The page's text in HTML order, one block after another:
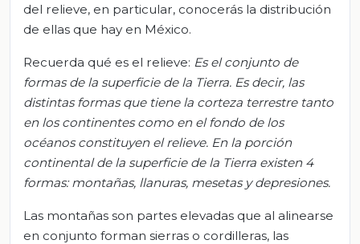
del relieve, en particular, conocerás la distribución
de ellas que hay en México.
Recuerda qué es el relieve: Es el conjunto de
formas de la superficie de la Tierra. Es decir, las
distintas formas que tiene la corteza terrestre tanto
en los continentes como en el fondo de los
océanos constituyen el relieve. En la porción
continental de la superficie de la Tierra existen 4
formas: montañas, llanuras, mesetas y depresiones.
Las montañas son partes elevadas que al alinearse
en conjunto forman sierras o cordilleras, las